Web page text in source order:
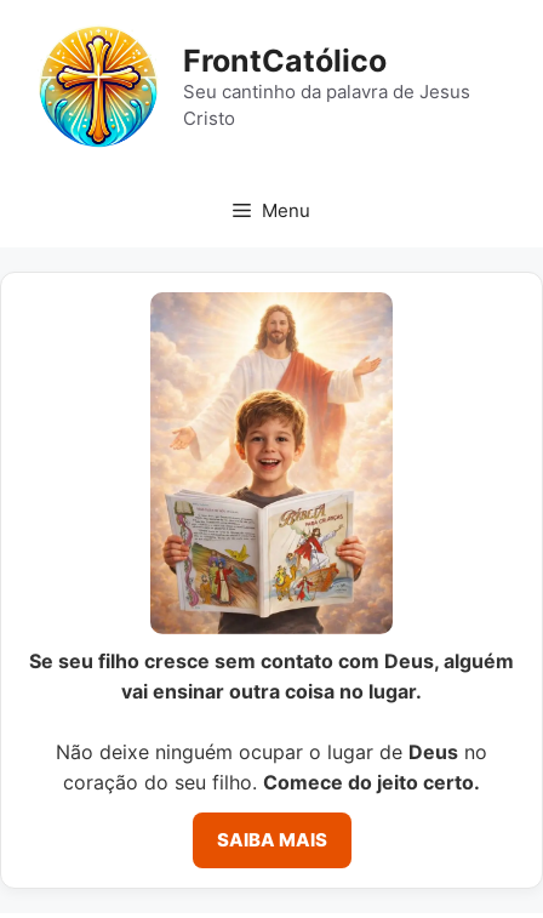
conteúdo
FrontCatólico
Seu cantinho da palavra de Jesus
Cristo
Menu
Se seu filho cresce sem contato com Deus, alguém
vai ensinar outra coisa no lugar.
Não deixe ninguém ocupar o lugar de Deus no
coração do seu filho. Comece do jeito certo.
SAIBA MAIS